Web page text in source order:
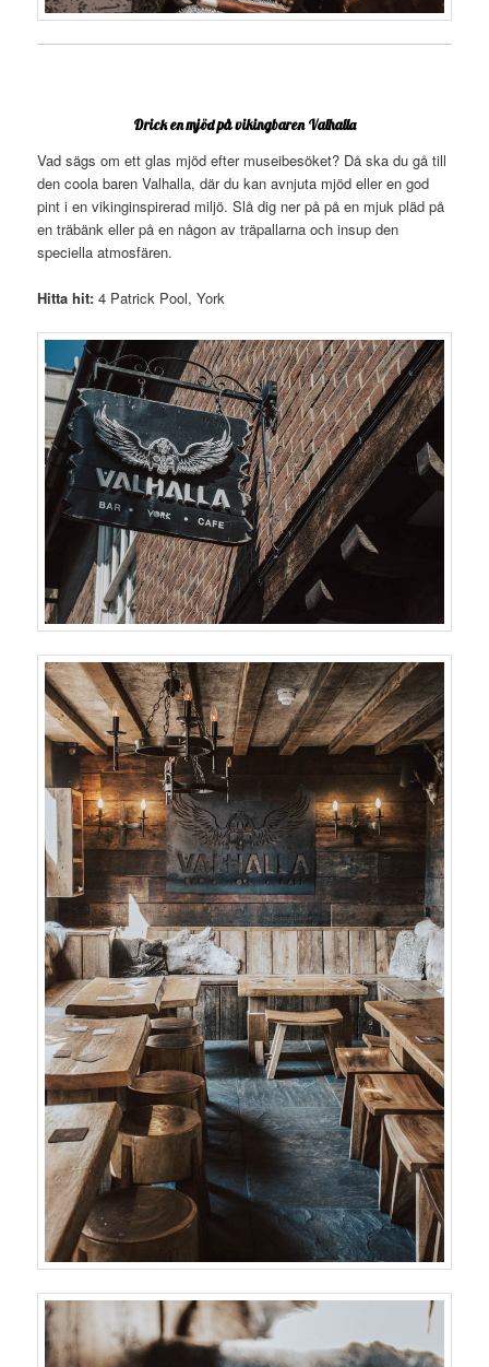
Drick en mjöd på vikingbaren Valhalla
Vad sägs om ett glas mjöd efter museibesöket? Då ska du gå till
den coola baren Valhalla, där du kan avnjuta mjöd eller en god
pint i en vikinginspirerad miljö. Slå dig ner på på en mjuk pläd på
en träbänk eller på en någon av träpallarna och insup den
speciella atmosfären.
Hitta hit:4 Patrick Pool, York